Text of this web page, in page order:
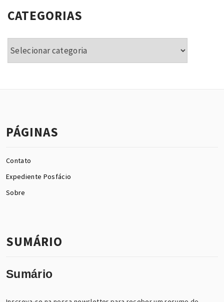
CATEGORIAS
PÁGINAS
Contato
Expediente Posfácio
Sobre
SUMÁRIO
Sumário